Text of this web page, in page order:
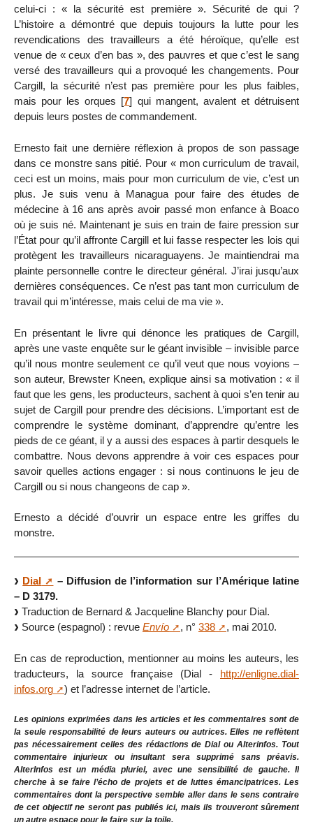
celui-ci : « la sécurité est première ». Sécurité de qui ?
L’histoire a démontré que depuis toujours la lutte pour les
revendications des travailleurs a été héroïque, qu’elle est
venue de « ceux d’en bas », des pauvres et que c’est le sang
versé des travailleurs qui a provoqué les changements. Pour
Cargill, la sécurité n’est pas première pour les plus faibles,
mais pour les orques [7] qui mangent, avalent et détruisent
depuis leurs postes de commandement.
Ernesto fait une dernière réflexion à propos de son passage
dans ce monstre sans pitié. Pour « mon curriculum de travail,
ceci est un moins, mais pour mon curriculum de vie, c’est un
plus. Je suis venu à Managua pour faire des études de
médecine à 16 ans après avoir passé mon enfance à Boaco
où je suis né. Maintenant je suis en train de faire pression sur
l’État pour qu’il affronte Cargill et lui fasse respecter les lois qui
protègent les travailleurs nicaraguayens. Je maintiendrai ma
plainte personnelle contre le directeur général. J’irai jusqu’aux
dernières conséquences. Ce n’est pas tant mon curriculum de
travail qui m’intéresse, mais celui de ma vie ».
En présentant le livre qui dénonce les pratiques de Cargill,
après une vaste enquête sur le géant invisible – invisible parce
qu’il nous montre seulement ce qu’il veut que nous voyions –
son auteur, Brewster Kneen, explique ainsi sa motivation : « il
faut que les gens, les producteurs, sachent à quoi s’en tenir au
sujet de Cargill pour prendre des décisions. L’important est de
comprendre le système dominant, d’apprendre qu’entre les
pieds de ce géant, il y a aussi des espaces à partir desquels le
combattre. Nous devons apprendre à voir ces espaces pour
savoir quelles actions engager : si nous continuons le jeu de
Cargill ou si nous changeons de cap ».
Ernesto a décidé d’ouvrir un espace entre les griffes du
monstre.
Dial
– Diffusion de l’information sur l’Amérique latine
– D 3179.
Traduction de Bernard & Jacqueline Blanchy pour Dial.
Source (espagnol) : revue Envío , n° 338 , mai 2010.
En cas de reproduction, mentionner au moins les auteurs, les
traducteurs, la source française (Dial - http://enligne.dial-
infos.org
) et l’adresse internet de l’article.
Les opinions exprimées dans les articles et les commentaires sont de
la seule responsabilité de leurs auteurs ou autrices. Elles ne reflètent
pas nécessairement celles des rédactions de Dial ou Alterinfos. Tout
commentaire injurieux ou insultant sera supprimé sans préavis.
AlterInfos est un média pluriel, avec une sensibilité de gauche. Il
cherche à se faire l’écho de projets et de luttes émancipatrices. Les
commentaires dont la perspective semble aller dans le sens contraire
de cet objectif ne seront pas publiés ici, mais ils trouveront sûrement
un autre espace pour le faire sur la toile.